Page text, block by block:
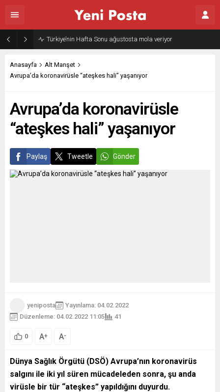
Türkiye’nin Hafta Sonu ağustosta mola veriyor
Anasayfa
Alt Manşet
Avrupa’da koronavirüsle “ateşkes hali” yaşanıyor
Avrupa’da koronavirüsle
“ateşkes hali” yaşanıyor
Paylaş Tweetle Gönder
yeniposta
Yayınlama: 04.02.2022
Düzenleme: 04.02.2022 11:05
41
0 A+ A-
Dünya Sağlık Örgütü (DSÖ) Avrupa’nın koronavirüs
salgını ile iki yıl süren mücadeleden sonra, şu anda
virüsle bir tür “ateşkes” yapıldığını duyurdu.